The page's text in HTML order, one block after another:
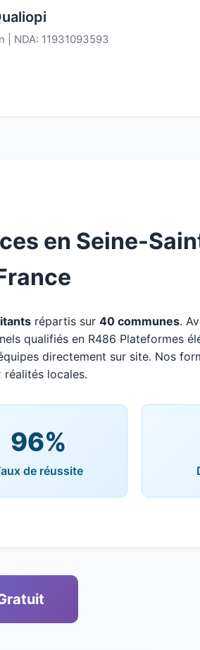
| NDA: 11931093593
en Seine-
répartis sur 40 communes.
qualifiés en R486 Plateformes
directement sur site. Nos
locales.
96%
de réussite